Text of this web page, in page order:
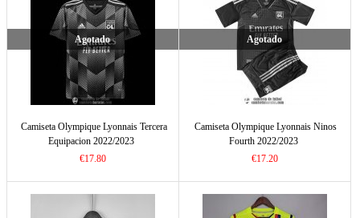
Agotado
Camiseta Olympique Lyonnais Tercera
Equipacion 2022/2023
€17.80
Agotado
Camiseta Olympique Lyonnais Ninos
Fourth 2022/2023
€17.20